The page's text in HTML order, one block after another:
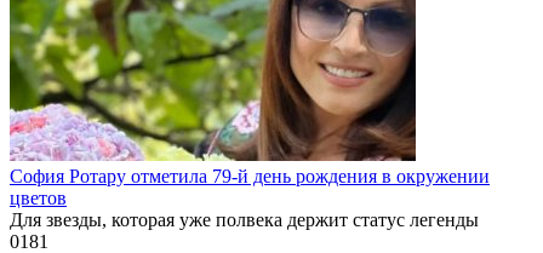
София Ротару отметила 79-й день рождения в окружении
цветов
Для звезды, которая уже полвека держит статус легенды
0181